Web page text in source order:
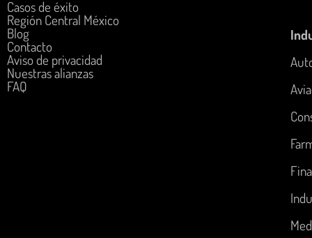
Casos de éxito
Región Central México
Blog
Contacto
Aviso de privacidad
Nuestras alianzas
FAQ